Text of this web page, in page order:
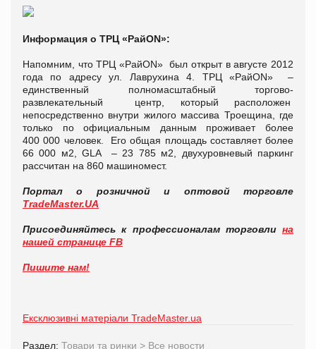
Информация о ТРЦ «РайON»:
Напомним, что ТРЦ «РайON» был открыт в августе 2012
года по адресу ул. Лаврухина 4. ТРЦ «РайON» –
единственный полномасштабный торгово-
развлекательный центр, который расположен
непосредственно внутри жилого массива Троещина, где
только по официальным данным проживает более
400 000 человек. Его общая площадь составляет более
66 000 м2, GLA – 23 785 м2, двухуровневый паркинг
рассчитан на 860 машиномест.
Портал о розничной и оптовой торговле
TradeMaster.UA
Присоединяйтесь к профессионалам торговли на
нашей странице FB
Пишите нам!
Ексклюзивні матеріали TradeMaster.ua
Раздел: Товари та ринки > Все новости